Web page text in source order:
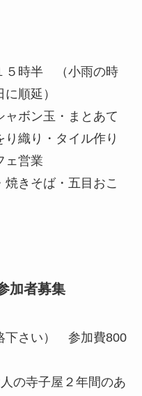
５時半 （小雨の時
順延）
ャボン玉・まとあて
織り・タイル作り
ェ営業
きそば・五目おこ
加者募集
下さい） 参加費800
の寺子屋２年間のあ